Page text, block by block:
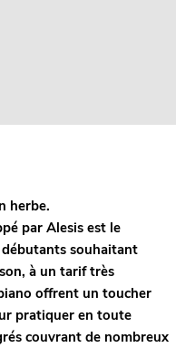
herbe.
par Alesis est le
souhaitant
à un tarif très
offrent un toucher
pratiquer en toute
couvrant de nombreux